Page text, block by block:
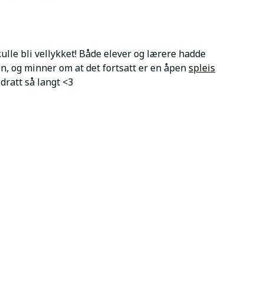
bli vellykket! Både elever og lærere hadde
og minner om at det fortsatt er en åpenspleis
så langt <3